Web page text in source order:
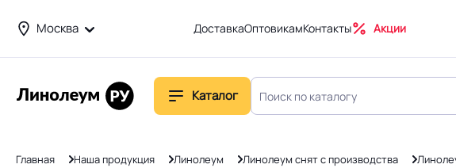
Москва ДоставкаОптовикамКонтакты Акции
Каталог
Главная Наша продукция Линолеум Линолеум снят с производства